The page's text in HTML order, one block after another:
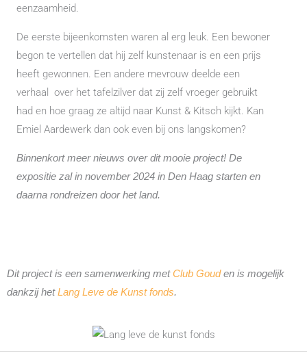
eenzaamheid.
De eerste bijeenkomsten waren al erg leuk. Een bewoner
begon te vertellen dat hij zelf kunstenaar is en een prijs
heeft gewonnen. Een andere mevrouw deelde een
verhaal over het tafelzilver dat zij zelf vroeger gebruikt
had en hoe graag ze altijd naar Kunst & Kitsch kijkt. Kan
Emiel Aardewerk dan ook even bij ons langskomen?
Binnenkort meer nieuws over dit mooie project! De
expositie zal in november 2024 in Den Haag starten en
daarna rondreizen door het land.
Dit project is een samenwerking metClub Gouden is mogelijk
dankzij hetLang Leve de Kunst fonds.